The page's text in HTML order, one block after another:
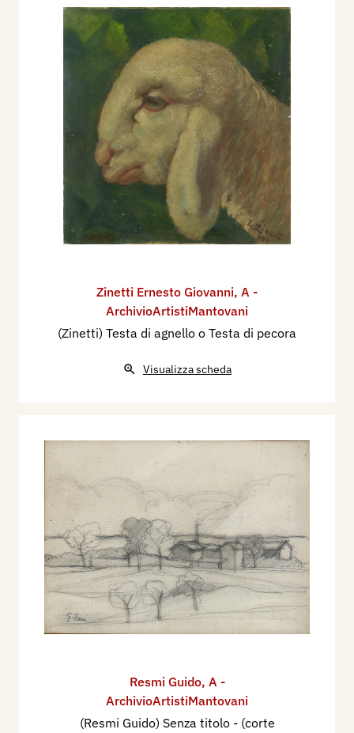
Zinetti Ernesto Giovanni, A -
ArchivioArtistiMantovani
(Zinetti) Testa di agnello o Testa di pecora
Visualizza scheda
Resmi Guido, A -
ArchivioArtistiMantovani
(Resmi Guido) Senza titolo - (corte